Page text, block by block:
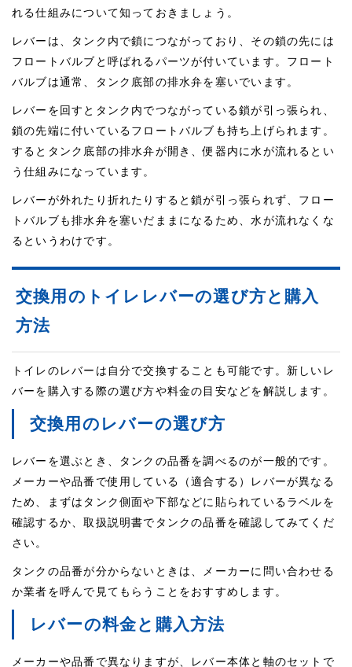
れる仕組みについて知っておきましょう。
レバーは、タンク内で鎖につながっており、その鎖の先には
フロートバルブと呼ばれるパーツが付いています。フロート
バルブは通常、タンク底部の排水弁を塞いでいます。
レバーを回すとタンク内でつながっている鎖が引っ張られ、
鎖の先端に付いているフロートバルブも持ち上げられます。
するとタンク底部の排水弁が開き、便器内に水が流れるとい
う仕組みになっています。
レバーが外れたり折れたりすると鎖が引っ張られず、フロー
トバルブも排水弁を塞いだままになるため、水が流れなくな
るというわけです。
交換用のトイレレバーの選び方と購入
方法
トイレのレバーは自分で交換することも可能です。新しいレ
バーを購入する際の選び方や料金の目安などを解説します。
交換用のレバーの選び方
レバーを選ぶとき、タンクの品番を調べるのが一般的です。
メーカーや品番で使用している（適合する）レバーが異なる
ため、まずはタンク側面や下部などに貼られているラベルを
確認するか、取扱説明書でタンクの品番を確認してみてくだ
さい。
タンクの品番が分からないときは、メーカーに問い合わせる
か業者を呼んで見てもらうことをおすすめします。
レバーの料金と購入方法
メーカーや品番で異なりますが、レバー本体と軸のセットで